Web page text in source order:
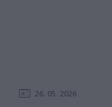
26 05 2026